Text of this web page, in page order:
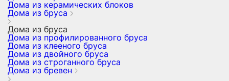
Дома из керамических блоков
Дома из бруса
Дома из бруса
Дома из профилированного бруса
Дома из клееного бруса
Дома из двойного бруса
Дома из строганного бруса
Дома из бревен